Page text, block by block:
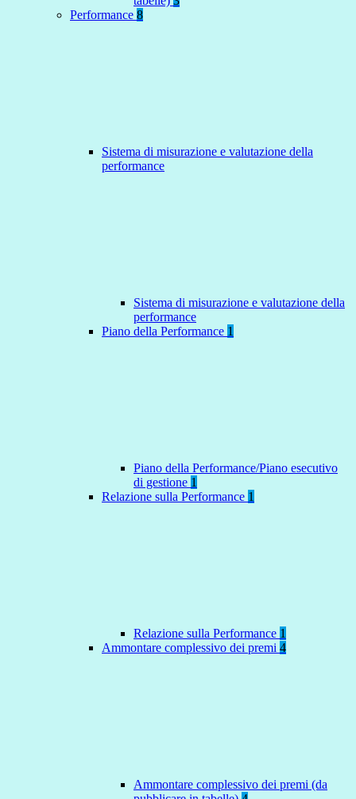
Performance 8
Sistema di misurazione e valutazione della
performance
Sistema di misurazione e valutazione della
performance
Piano della Performance 1
Piano della Performance/Piano esecutivo
di gestione 1
Relazione sulla Performance 1
Relazione sulla Performance 1
Ammontare complessivo dei premi 4
Ammontare complessivo dei premi (da